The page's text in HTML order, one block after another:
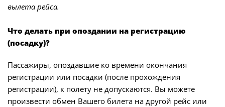
вылета рейса.
Что делать при опоздании на регистрацию
(посадку)?
Пассажиры, опоздавшие ко времени окончания
регистрации или посадки (после прохождения
регистрации), к полету не допускаются. Вы можете
произвести обмен Вашего билета на другой рейс или